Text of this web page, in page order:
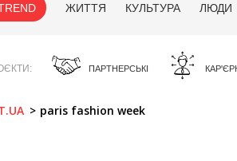
ЖИТТЯ КУЛЬТУРА ЛЮДИ
ПАРТНЕРСЬКІ
paris fashion week